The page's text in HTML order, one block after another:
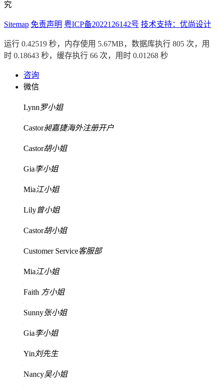
究
Sitemap 免责声明 粤ICP备2022126142号 技术支持：优尚设计
运行 0.42519 秒，内存使用 5.67MB，数据库执行 805 次，用
时 0.18643 秒，缓存执行 66 次，用时 0.01268 秒
咨询
微信
Lynn罗小姐
Castor昶嘉捷海外注册开户
Castor胡小姐
Gia李小姐
Mia江小姐
Lily曾小姐
Castor胡小姐
Customer Service客服部
Mia江小姐
Faith 方小姐
Sunny张小姐
Gia李小姐
Yin 刘先生
Nancy吴小姐